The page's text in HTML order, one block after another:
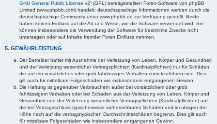
GNU General Public License v2“ (GPL) bereitgestellten Foren-Software von phpBB
Limited (www.phpbb.com) handelt; deutschsprachige Informationen werden durch die
deutschsprachige Community unter www.phpbb.de zur Verfügung gestellt. Beide
haben keinen Einfluss auf die Art und Weise, wie die Software verwendet wird. Sie
können insbesondere die Verwendung der Software für bestimmte Zwecke nicht
untersagen oder auf Inhalte fremder Foren Einfluss nehmen.
5. GEWÄHRLEISTUNG
Der Betreiber haftet mit Ausnahme der Verletzung von Leben, Körper und Gesundheit
und der Verletzung wesentlicher Vertragspflichten (Kardinalpflichten) nur für Schäden,
die auf ein vorsätzliches oder grob fahrlässiges Verhalten zurückzuführen sind. Dies
gilt auch für mittelbare Folgeschäden wie insbesondere entgangenen Gewinn.
Die Haftung ist gegenüber Verbrauchern außer bei vorsätzlichem oder grob
fahrlässigem Verhalten oder bei Schäden aus der Verletzung von Leben, Körper und
Gesundheit und der Verletzung wesentlicher Vertragspflichten (Kardinalpflichten) auf
die bei Vertragsschluss typischerweise vorhersehbaren Schäden und im übrigen der
Höhe nach auf die vertragstypischen Durchschnittsschäden begrenzt. Dies gilt auch
für mittelbare Folgeschäden wie insbesondere entgangenen Gewinn.